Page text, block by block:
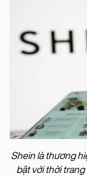
Shein là thương
bật với thời